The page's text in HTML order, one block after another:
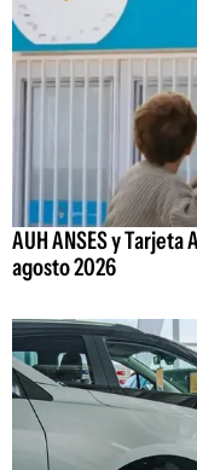
AUH ANSES y
agosto 2026